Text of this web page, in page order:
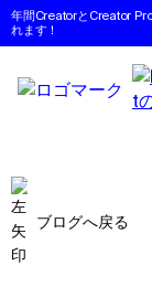
年間CreatorとCreator
れます！
ブログへ戻る